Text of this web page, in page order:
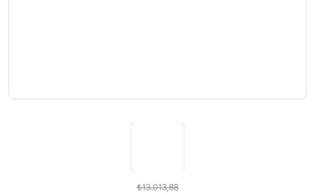
₺13.013,88